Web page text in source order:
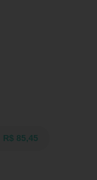
R$ 85,45